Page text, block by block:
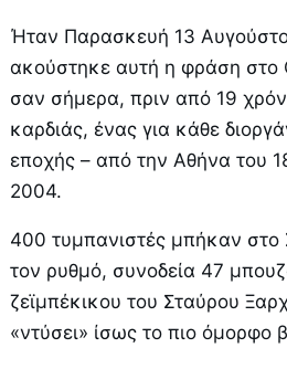
Ήταν Παρασκευή 13
ακούστηκε αυτή η φράση στο
σαν σήμερα, πριν από 19
καρδιάς, ένας για κάθε
εποχής – από την Αθήνα του
2004.
400 τυμπανιστές μπήκαν στο
τον ρυθμό, συνοδεία 47
ζεϊμπέκικου του Σταύρου
«ντύσει» ίσως το πιο όμορφο